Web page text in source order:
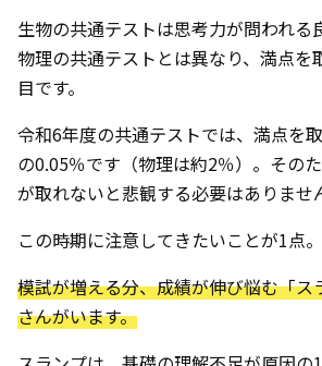
生物の共通テストは思考力が問われる
物理の共通テストとは異なり、満点を
目です。
令和6年度の共通テストでは、満点を
の0.05％です（物理は約2％）。その
が取れないと悲観する必要はありませ
この時期に注意してきたいことが1点。
模試が増える分、成績が伸び悩む「ス
さんがいます。